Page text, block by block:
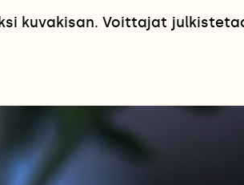
kuvakisan. Voittajat